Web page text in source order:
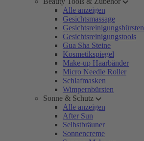
Alle anzeigen
Gesichtsmassage
Gesichtsreinigungsbürsten
Gesichtsreinigungstools
Gua Sha Steine
Kosmetikspiegel
Make-up Haarbänder
Micro Needle Roller
Schlafmasken
Wimpernbürsten
Sonne & Schutz
Alle anzeigen
After Sun
Selbstbräuner
Sonnencreme